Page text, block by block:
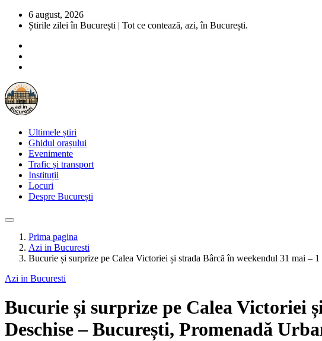
6 august, 2026
Știrile zilei în București | Tot ce contează, azi, în București.
Ultimele știri
Ghidul orașului
Evenimente
Trafic și transport
Instituții
Locuri
Despre București
Prima pagina
Azi in Bucuresti
Bucurie și surprize pe Calea Victoriei și strada Bârcă în weekendul 31 mai –
Azi in Bucuresti
Bucurie și surprize pe Calea Victoriei
Deschise – București, Promenadă